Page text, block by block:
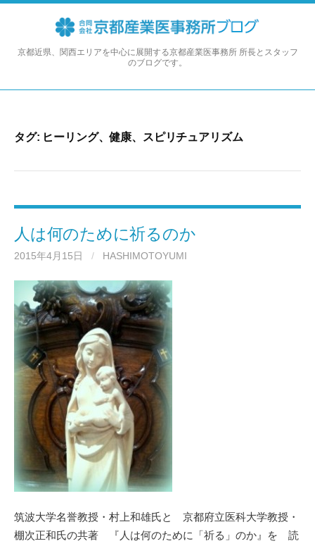
コ
京都近県、関西エリアを中心に展開する京都産業医事務所 所長とスタッフ
のブログです。
タグ: ヒーリング、健康、スピリチュアリズム
人は何のために祈るのか
2015年4月15日 / HASHIMOTOYUMI
筑波大学名誉教授・村上和雄氏と 京都府立医科大学教授・
棚次正和氏の共著 『人は何のために「祈る」のか』を 読